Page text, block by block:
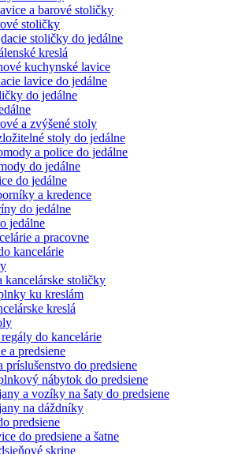
a barové stoličky
stoličky
stoličky do jedálne
kreslá
kuchynské lavice
lavice do jedálne
do jedálne
a zvýšené stoly
stoly do jedálne
a police do jedálne
do jedálne
do jedálne
a kredence
do jedálne
jedálne
a pracovne
kancelárie
kancelárske stoličky
ku kreslám
kreslá
do kancelárie
a predsiene
príslušenstvo do predsiene
nábytok do predsiene
a vozíky na šaty do predsiene
na dáždníky
predsiene
do predsiene a šatne
skrine